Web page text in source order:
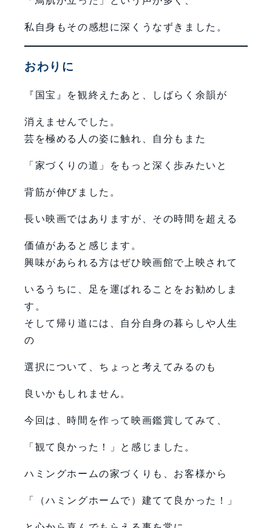
私自身もその感想に深くうなずきました。
おわりに
『国宝』を観終えたあと、しばらく余韻が
消えませんでした。
芸を極める人の姿に触れ、自分もまた
「家づくりの道」をもっと深く歩みたいと
背筋が伸びました。
長い映画ではありますが、その時間を超える
価値があると感じます。
興味があられる方はぜひ映画館で上映されて
いるうちに、足を運ばれることをお勧めしま
す。
そして帰り道には、自分自身の暮らしや人生
の
選択について、ちょっと考えてみるのも
良いかもしれません。
今回は、時間を作って映画鑑賞してみて、
「観て良かった！」と感じました。
ハミングホームの家づくりも、お客様から
「（ハミングホームで）建てて良かった！」